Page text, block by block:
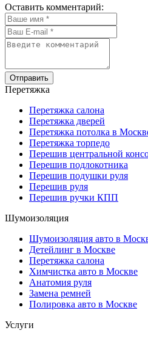
Оставить комментарий:
Отправить
Перетяжка
Перетяжка салона
Перетяжка дверей
Перетяжка потолка в
Перетяжка торпедо
Перешив центральной
Перешив подлокотника
Перешив подушки руля
Перешив руля
Перешив ручки КПП
Шумоизоляция
Шумоизоляция авто в
Детейлинг в Москве
Перетяжка салона
Химчистка авто в Москве
Анатомия руля
Замена ремней
Полировка авто в Москве
Услуги